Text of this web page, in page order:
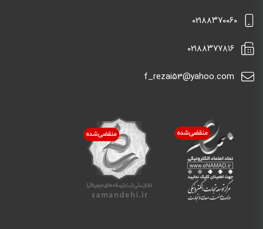
٠٢١٨٨٣٧٠٠٦٠
٠٢١٨٨٣٧٧٨١٦
f_rezai53@yahoo.com